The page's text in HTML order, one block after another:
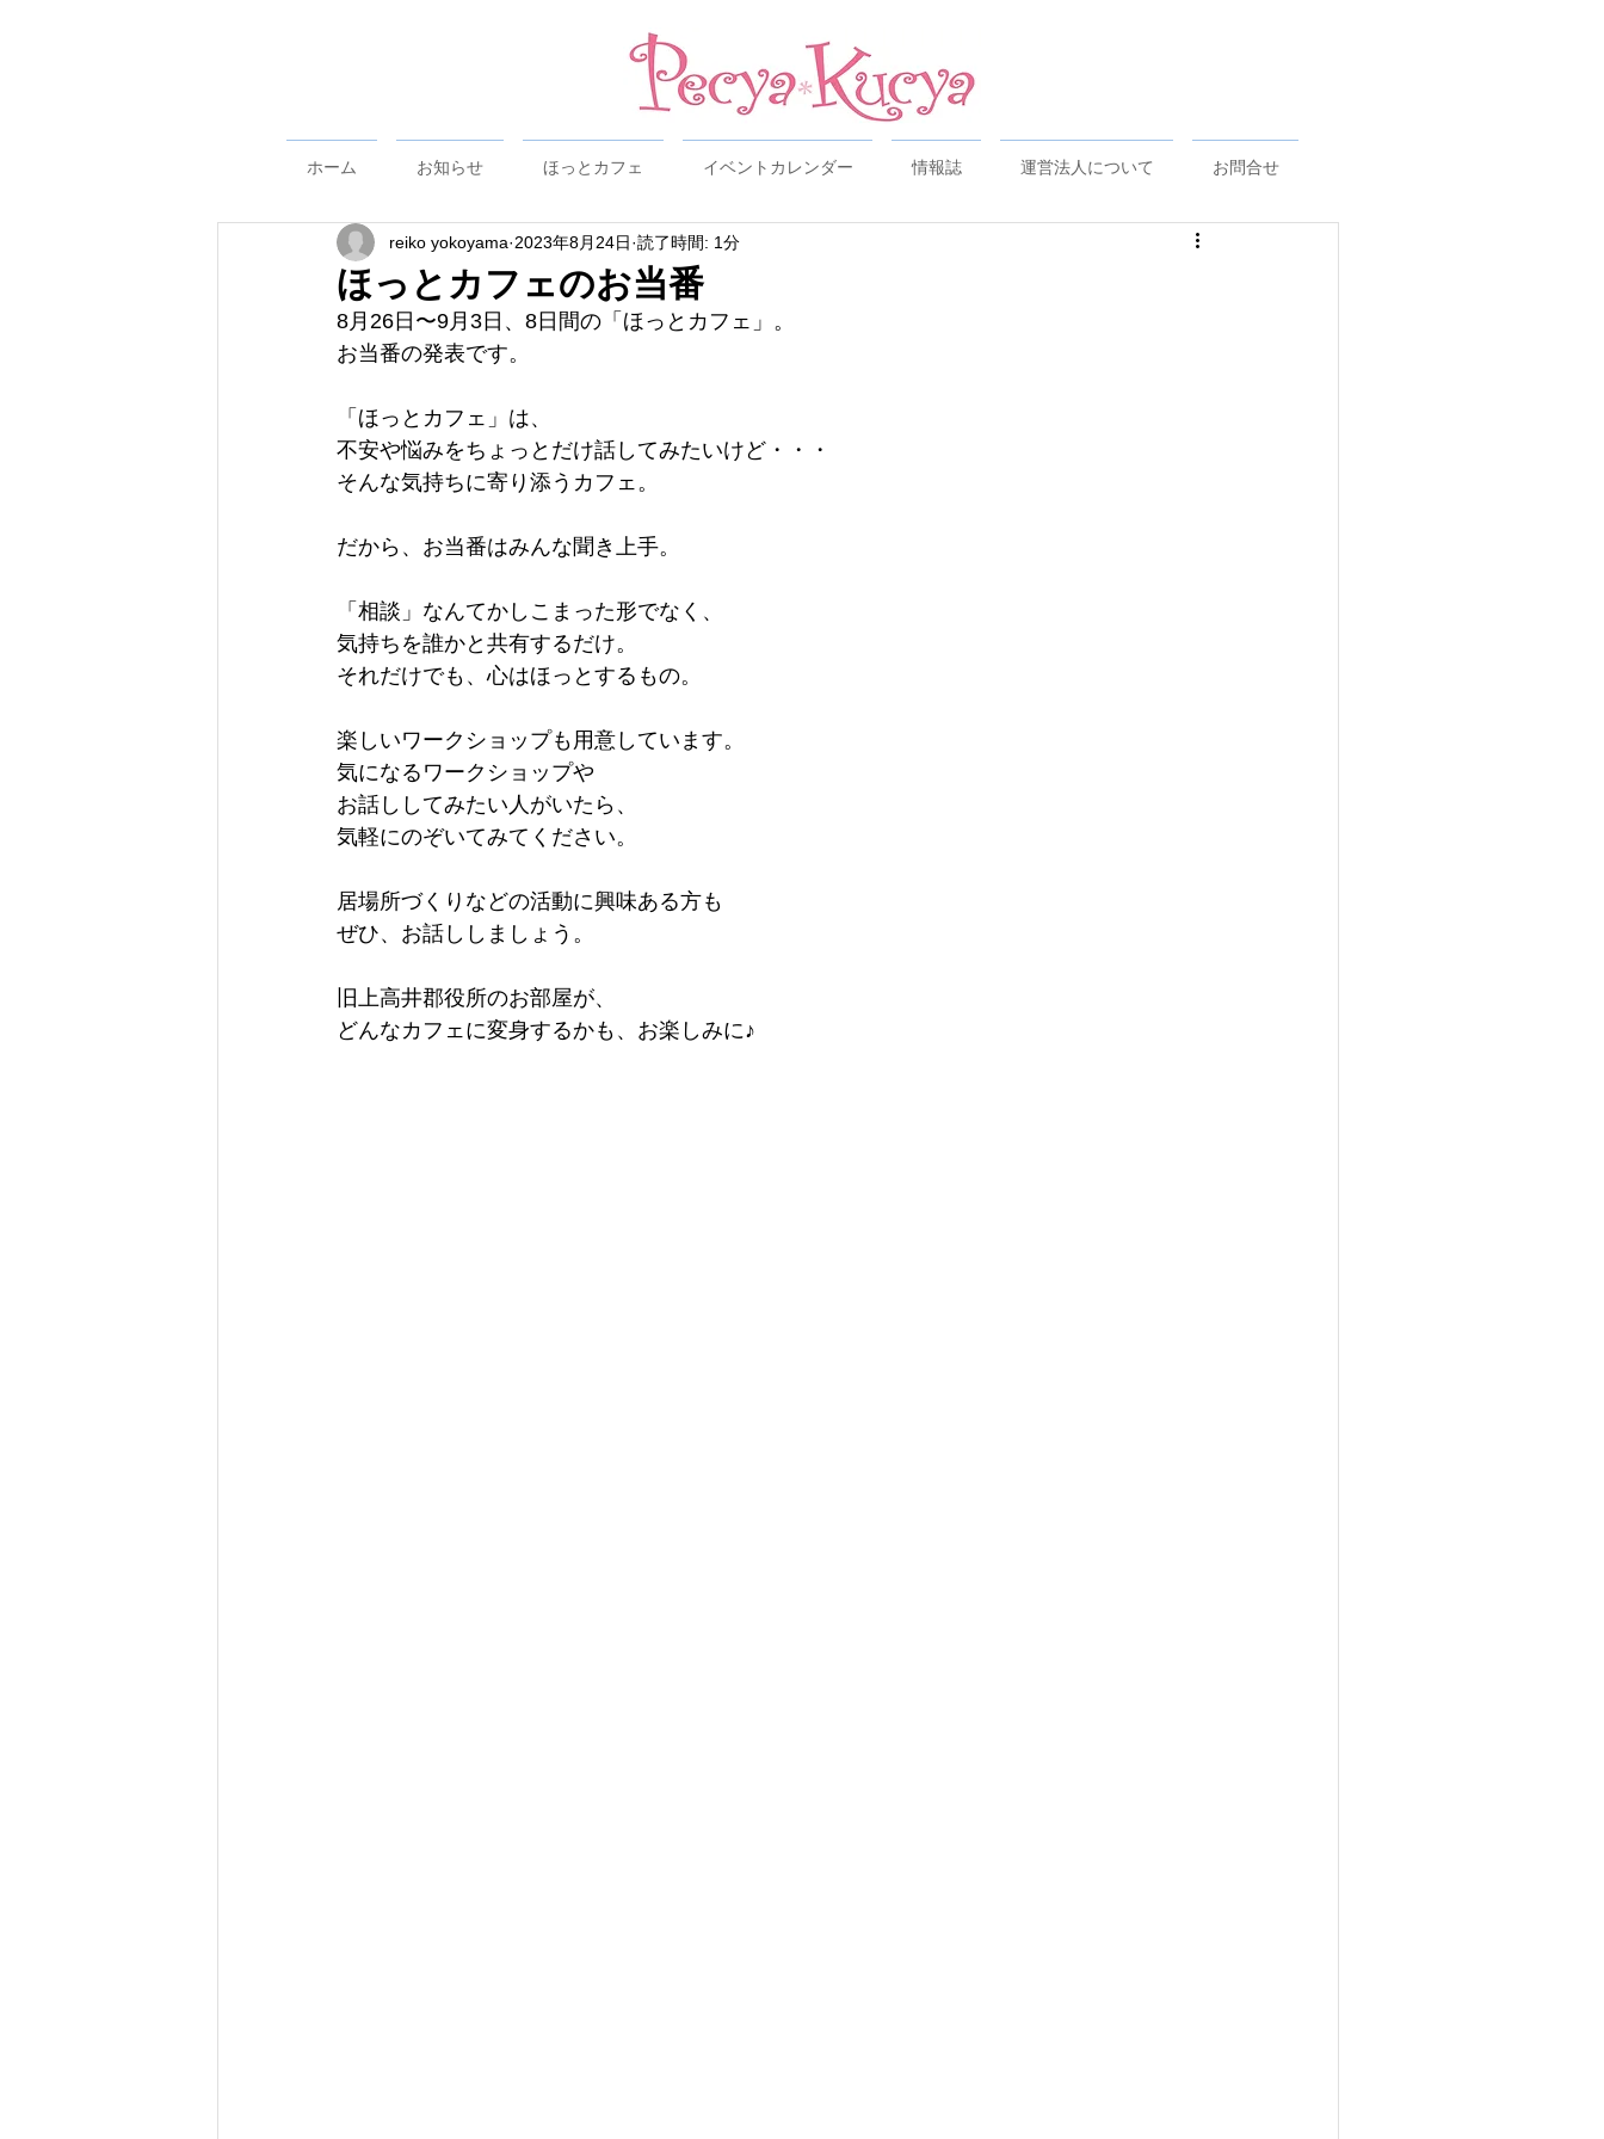
ホーム お知らせ ほっとカフェ イベントカレンダー 情報誌 運営法人について お問合せ
ほっとカフェのお当番
reiko yokoyama 2023年8月24日 読了時間: 1分
8月26日〜9月3日、8日間の「ほっとカフェ」。
お当番の発表です。
「ほっとカフェ」は、
不安や悩みをちょっとだけ話してみたいけど・・・
そんな気持ちに寄り添うカフェ。
だから、お当番はみんな聞き上手。
「相談」なんてかしこまった形でなく、
気持ちを誰かと共有するだけ。
それだけでも、心はほっとするもの。
楽しいワークショップも用意しています。
気になるワークショップや
お話ししてみたい人がいたら、
気軽にのぞいてみてください。
居場所づくりなどの活動に興味ある方も
ぜひ、お話ししましょう。
旧上高井郡役所のお部屋が、
どんなカフェに変身するかも、お楽しみに♪